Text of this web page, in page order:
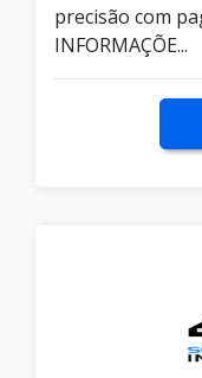
precisão com
INFORMAÇÕE...